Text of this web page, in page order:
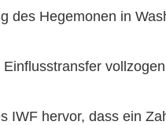
des Hegemonen in
IWF hervor, dass ein